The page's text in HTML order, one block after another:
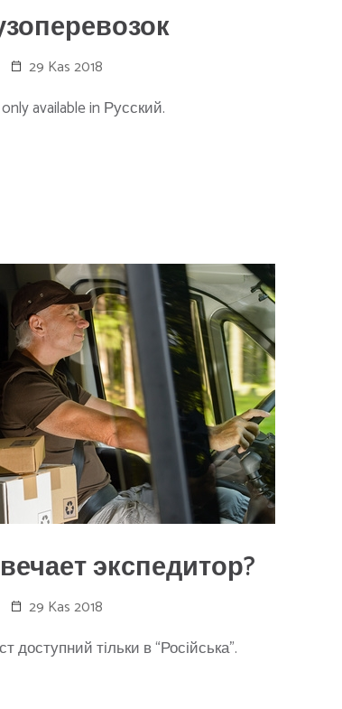
29 Kas 2018
available in Русский.
экспедитор?
29 Kas 2018
доступний тільки в “Російська”.